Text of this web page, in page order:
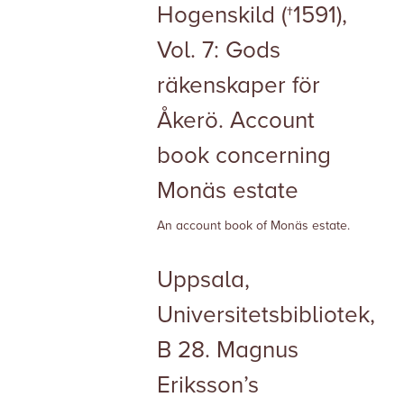
Hogenskild (†1591),
Vol. 7: Gods
räkenskaper för
Åkerö. Account
book concerning
Monäs estate
An account book of Monäs estate.
Uppsala,
Universitetsbibliotek,
B 28. Magnus
Eriksson’s